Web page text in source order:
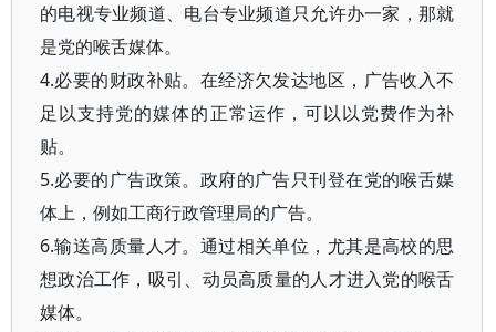
的电视专业频道、电台专业频道只允许办一家，那就
是党的喉舌媒体。
4.必要的财政补贴。在经济欠发达地区，广告收入不
足以支持党的媒体的正常运作，可以以党费作为补
贴。
5.必要的广告政策。政府的广告只刊登在党的喉舌媒
体上，例如工商行政管理局的广告。
6.输送高质量人才。通过相关单位，尤其是高校的思
想政治工作，吸引、动员高质量的人才进入党的喉舌
媒体。